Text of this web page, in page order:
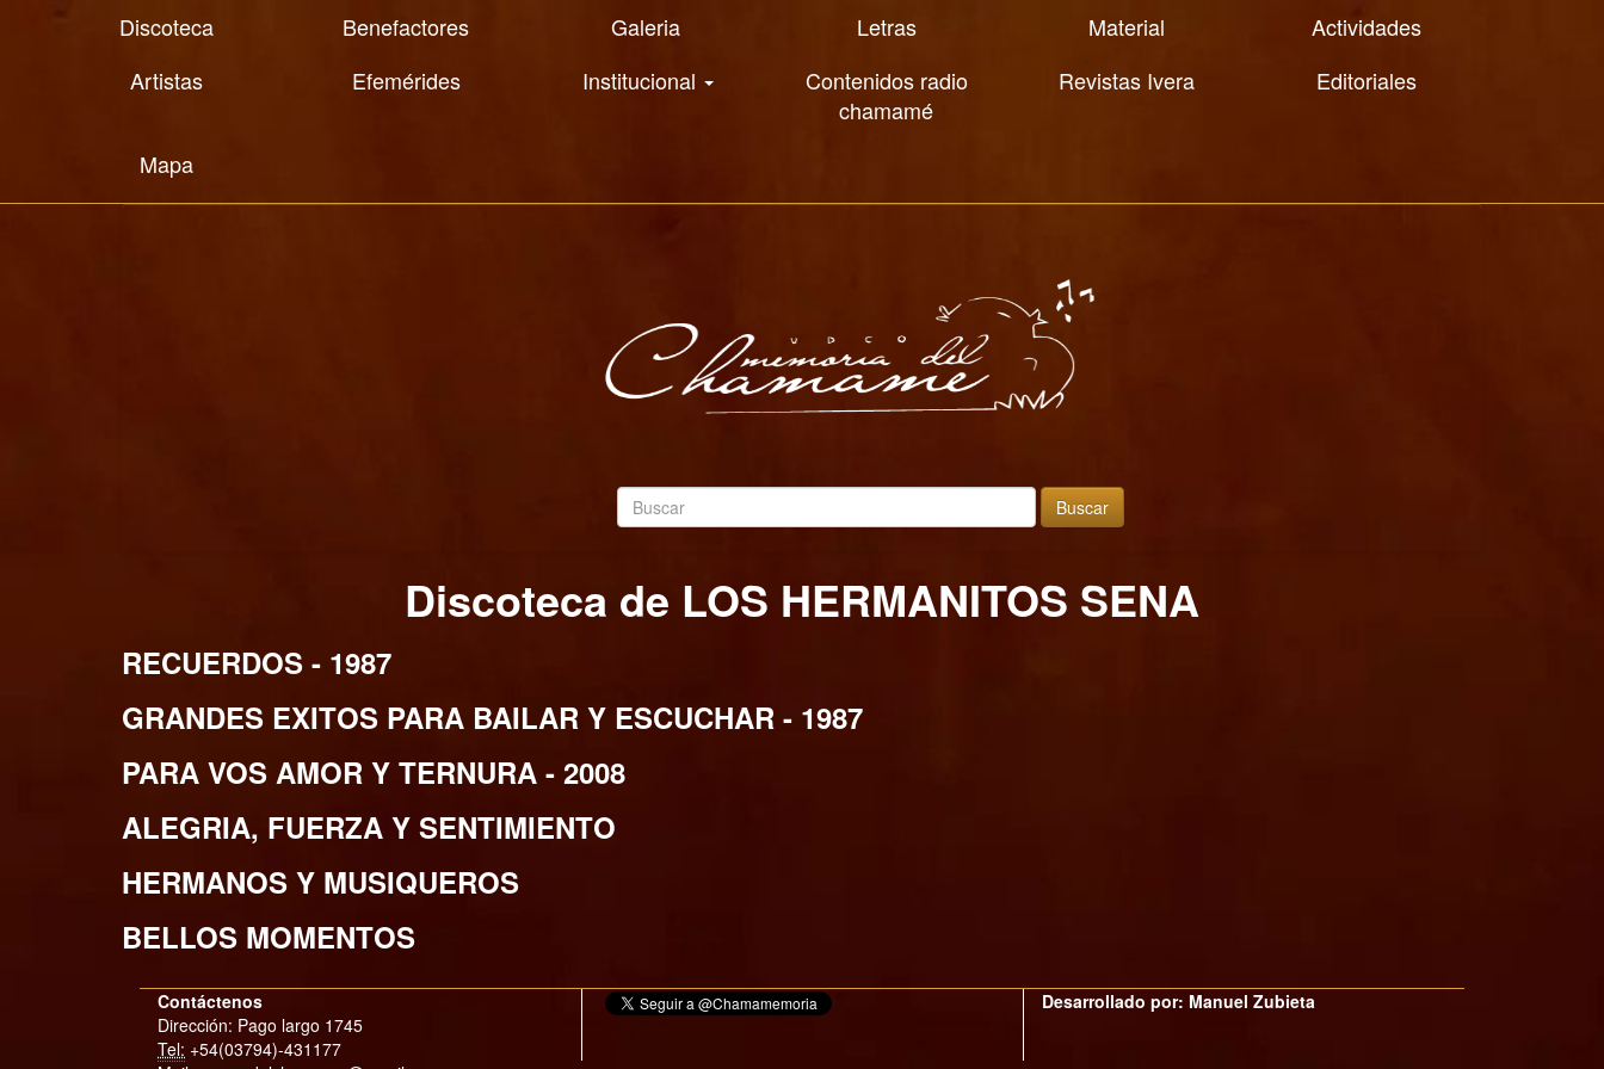
Discoteca Benefactores Galeria Letras Material
Actividades
Artistas
Efemérides Institucional
Contenidos radio
chamamé
Revistas Ivera Editoriales
Mapa
Buscar
Discoteca de LOS HERMANITOS SENA
RECUERDOS - 1987
GRANDES EXITOS PARA BAILAR Y ESCUCHAR - 1987
PARA VOS AMOR Y TERNURA - 2008
ALEGRIA, FUERZA Y SENTIMIENTO
HERMANOS Y MUSIQUEROS
BELLOS MOMENTOS
Contáctenos
Dirección: Pago largo 1745
Tel: +54(03794)-431177
Desarrollado por: Manuel Zubieta